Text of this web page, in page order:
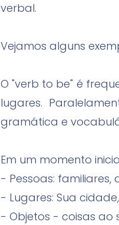
verbal.
Vejamos alguns
O "verb to be" é
lugares.
gramática e
Em um momento
- Pessoas:
- Lugares: Sua
- Objetos - coisas ao